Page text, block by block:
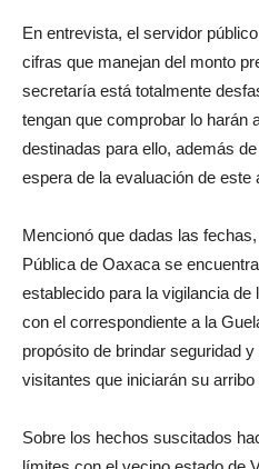
En entrevista, el servidor
cifras que manejan del monto
secretaría está totalmente
tengan que comprobar lo harán
destinadas para ello, además
espera de la evaluación de este
Mencionó que dadas las
Pública de Oaxaca se
establecido para la vigilancia
con el correspondiente a la
propósito de brindar seguridad
visitantes que iniciarán su
Sobre los hechos suscitados